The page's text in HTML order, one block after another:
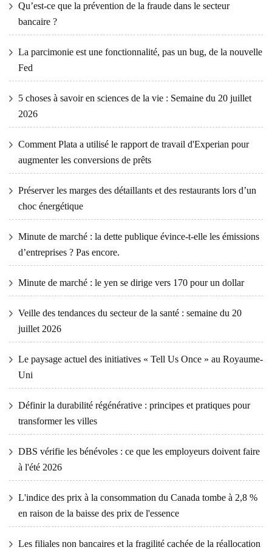
Qu’est-ce que la prévention de la fraude dans le secteur
bancaire ?
La parcimonie est une fonctionnalité, pas un bug, de la nouvelle
Fed
5 choses à savoir en sciences de la vie : Semaine du 20 juillet
2026
Comment Plata a utilisé le rapport de travail d'Experian pour
augmenter les conversions de prêts
Préserver les marges des détaillants et des restaurants lors d’un
choc énergétique
Minute de marché : la dette publique évince-t-elle les émissions
d’entreprises ? Pas encore.
Minute de marché : le yen se dirige vers 170 pour un dollar
Veille des tendances du secteur de la santé : semaine du 20
juillet 2026
Le paysage actuel des initiatives « Tell Us Once » au Royaume-
Uni
Définir la durabilité régénérative : principes et pratiques pour
transformer les villes
DBS vérifie les bénévoles : ce que les employeurs doivent faire
à l'été 2026
L'indice des prix à la consommation du Canada tombe à 2,8 %
en raison de la baisse des prix de l'essence
Les filiales non bancaires et la fragilité cachée de la réallocation